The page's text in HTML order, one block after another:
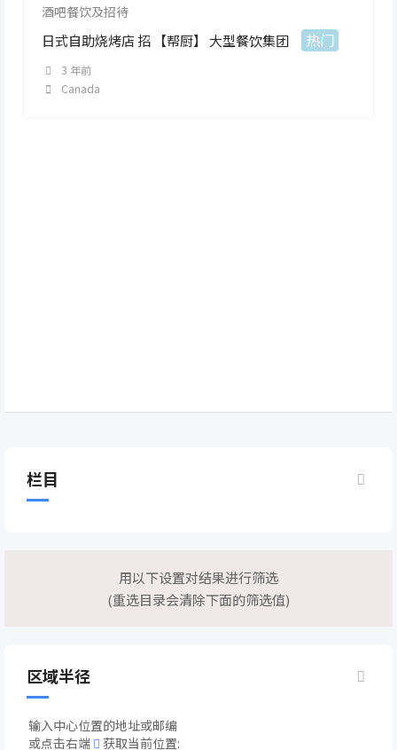
酒吧餐饮及招待
日式自助烧烤店 招 【帮厨】 大型餐饮集团 热门
3 年前
Canada
栏目
用以下设置对结果进行筛选
(重选目录会清除下面的筛选值)
区域半径
输入中心位置的地址或邮编
或点击右端
获取当前位置: